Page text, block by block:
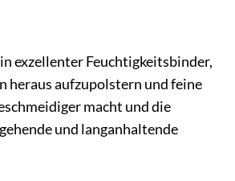
exzellenter Feuchtigkeitsbinder,
heraus aufzupolstern und feine
macht und die
und langanhaltende